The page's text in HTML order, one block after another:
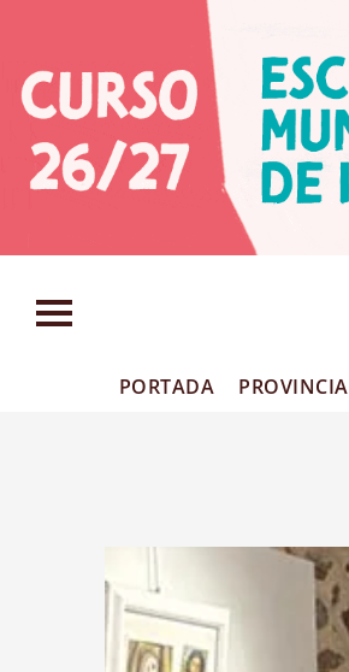
PORTADA PROVINCIA